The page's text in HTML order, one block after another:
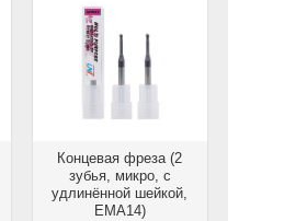
Концевая фреза (2
зубья, микро, с
удлинённой шейкой,
EMA14)